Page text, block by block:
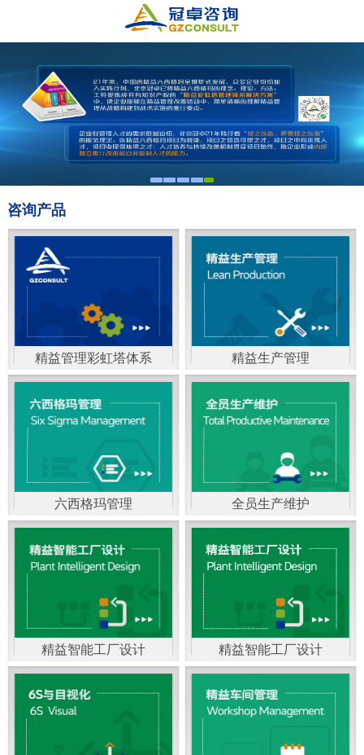
咨询产品
精益管理彩虹塔体系 精益生产管理
精益生产管理，是一种
以顾客需求为拉动，通
过减少和消除产品开发
设计、生产、管理和服
务中一切不产生价值的
活动(即浪费)来加快生产
流程的速度运营管理方
法。精益生产能够缩短
对顾客的交付周期，与
减少企业的库存，从而
增加企业资金回报率和
六西格玛管理
官方客服：400-168-0525
在线商桥咨询（点击沟
通）
全员生产维护
官方客服：400-168-0525
在线商桥咨询（点击沟
通）
精益智能工厂设计
官方客服：400-168-0525
在线商桥咨询（点击沟
通）
精益智能工厂设计
“中国制造2025”是国家
战略最重要的举措。智
能工厂是指利用物联网